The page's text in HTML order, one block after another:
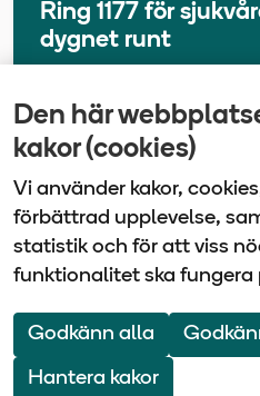
Den här
kakor (cookies)
Vi använder kakor,
förbättrad upplevelse,
statistik och för att viss
funktionalitet ska fungera
Godkänn alla
Hantera kakor
Ring 1177 för
dygnet runt
Senast uppdaterad
Vårdbolaget Tiohundra |
| Tel:
Om